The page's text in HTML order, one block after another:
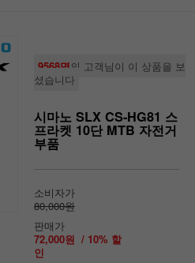
9568명의 고객님이 이 상품을 보
셨습니다
시마노 SLX CS-HG81 스
프라켓 10단 MTB 자전거
부품
소비자가
80,000원
판매가
72,000원 / 10% 할
인